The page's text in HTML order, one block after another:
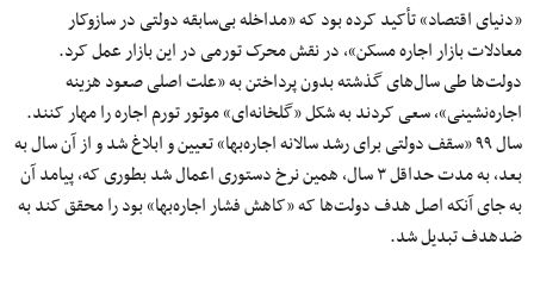
«دنیای اقتصاد» تأکید کرده بود که «مداخله بی‌‌‌سابقه دولتی در‌ سازوکار
معادلات بازار اجاره مسکن»، در نقش محرک تورمی در این بازار عمل کرد.
دولت‌‌‌ها طی سال‌‌‌های گذشته بدون پرداختن به «علت اصلی صعود هزینه
اجاره‌‌‌نشینی»، سعی کردند به شکل «گلخانه‌‌‌ای» موتور تورم اجاره را مهار کنند.
سال ۹۹ «سقف دولتی برای رشد سالانه اجاره‌‌‌بها» تعیین و ابلاغ شد و از آن سال به
بعد، به مدت حداقل ۳ سال، همین نرخ دستوری اعمال شد بطوری که، پیامد آن
به جای آنکه اصل هدف دولت‌‌‌ها که «کاهش فشار اجاره‌‌‌بها» بود را محقق کند به
ضدهدف تبدیل شد.